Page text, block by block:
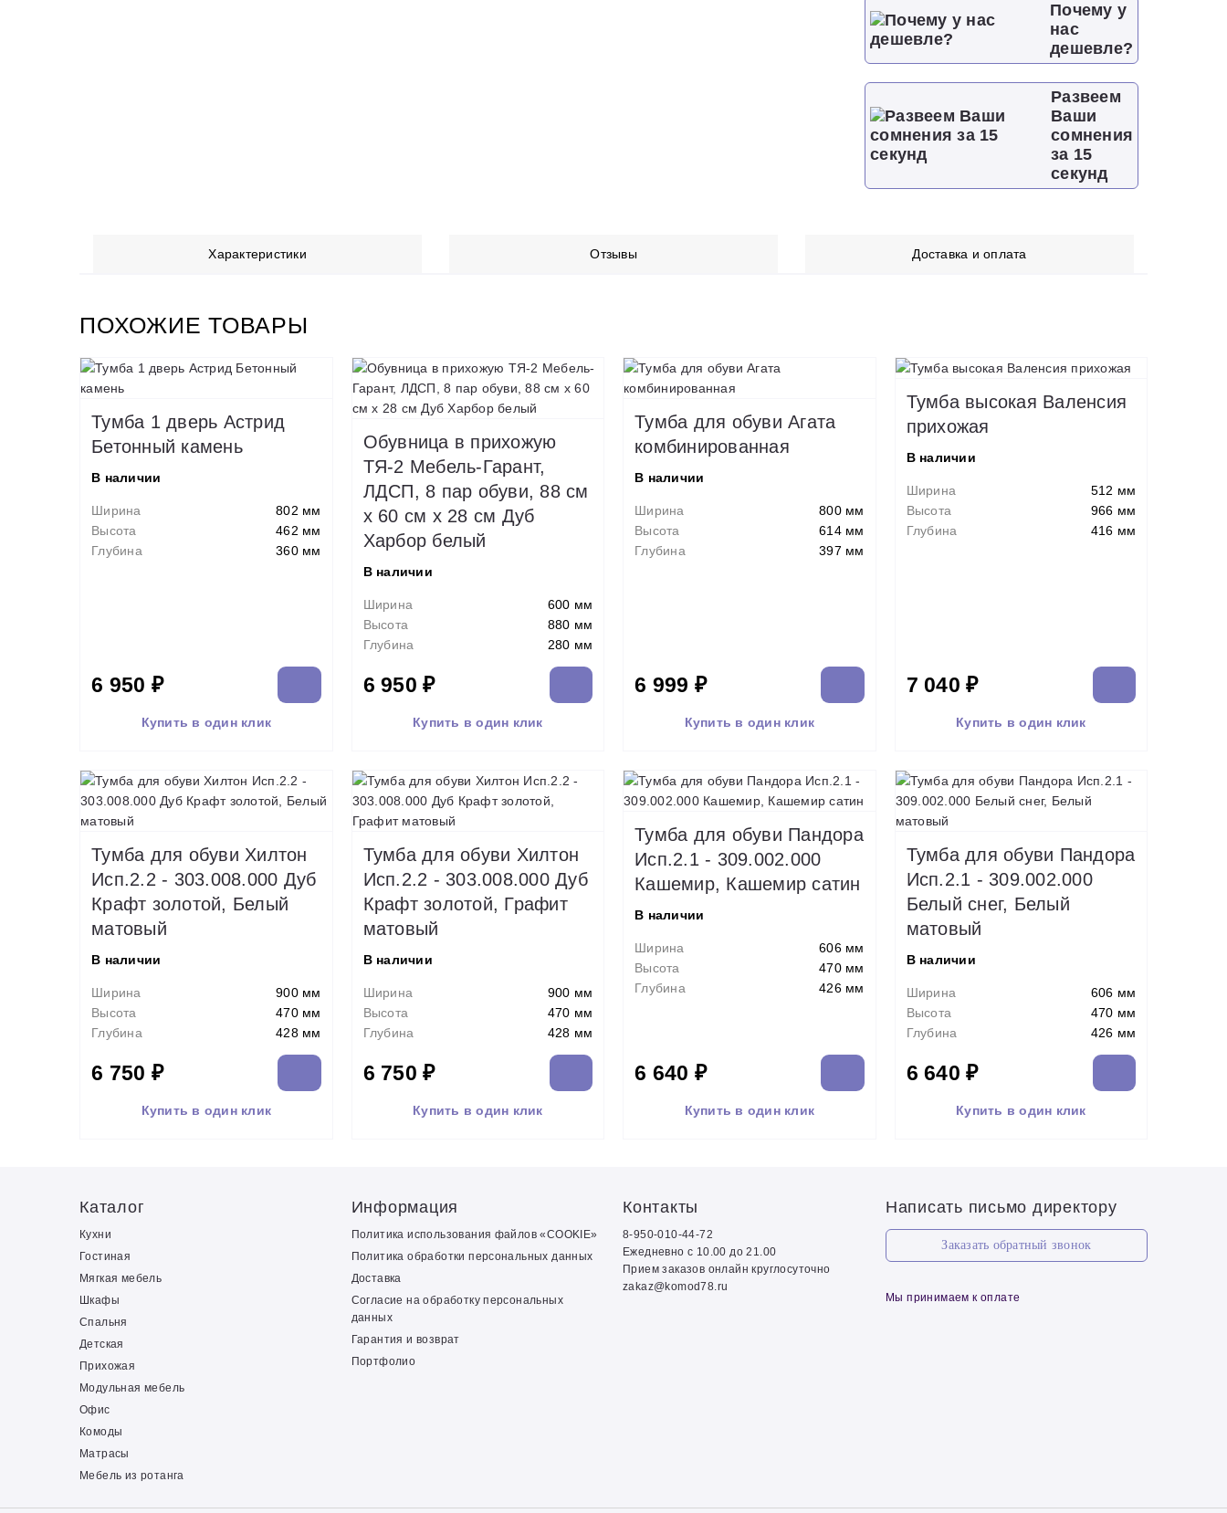
Почему у
нас
дешевле?
Развеем
Ваши
сомнения
за 15
секунд
Характеристики Отзывы Доставка и оплата
ПОХОЖИЕ ТОВАРЫ
Тумба 1 дверь Астрид
Бетонный камень
В наличии
Ширина
802 мм
Высота
462 мм
Глубина
360 мм
6 950 ₽
Купить в один клик
Обувница в прихожую
ТЯ-2 Мебель-Гарант,
ЛДСП, 8 пар обуви, 88 см
x 60 см x 28 см Дуб
Харбор белый
В наличии
Ширина
600 мм
Высота
880 мм
Глубина
280 мм
6 950 ₽
Купить в один клик
Тумба для обуви Агата
комбинированная
В наличии
Ширина
800 мм
Высота
614 мм
Глубина
397 мм
6 999 ₽
Купить в один клик
Тумба высокая Валенсия
прихожая
В наличии
Ширина
512 мм
Высота
966 мм
Глубина
416 мм
7 040 ₽
Купить в один клик
Тумба для обуви Хилтон
Исп.2.2 - 303.008.000 Дуб
Крафт золотой, Белый
матовый
В наличии
Ширина
900 мм
Высота
470 мм
Глубина
428 мм
6 750 ₽
Купить в один клик
Тумба для обуви Хилтон
Исп.2.2 - 303.008.000 Дуб
Крафт золотой, Графит
матовый
В наличии
Ширина
900 мм
Высота
470 мм
Глубина
428 мм
6 750 ₽
Купить в один клик
Тумба для обуви Пандора
Исп.2.1 - 309.002.000
Кашемир, Кашемир сатин
В наличии
Ширина
606 мм
Высота
470 мм
Глубина
426 мм
6 640 ₽
Купить в один клик
Тумба для обуви Пандора
Исп.2.1 - 309.002.000
Белый снег, Белый
матовый
В наличии
Ширина
606 мм
Высота
470 мм
Глубина
426 мм
6 640 ₽
Купить в один клик
Каталог
Кухни
Гостиная
Мягкая мебель
Шкафы
Спальня
Детская
Прихожая
Модульная мебель
Офис
Комоды
Матрасы
Мебель из ротанга
Информация
Политика использования файлов «COOKIE»
Политика обработки персональных данных
Доставка
Согласие на обработку персональных
данных
Гарантия и возврат
Портфолио
Контакты
8-950-010-44-72
Ежедневно с 10.00 до 21.00
Прием заказов онлайн круглосуточно
zakaz@komod78.ru
Написать письмо директору
Заказать обратный звонок
Мы принимаем к оплате